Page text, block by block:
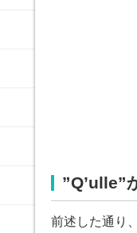
”Q’ulle”
前述した通り